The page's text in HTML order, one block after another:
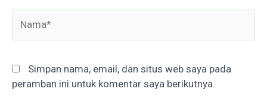
Simpan nama, email, dan situs web saya pada
peramban ini untuk komentar saya berikutnya.